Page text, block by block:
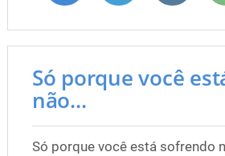
Só porque você
não...
Só porque você está sofrendo